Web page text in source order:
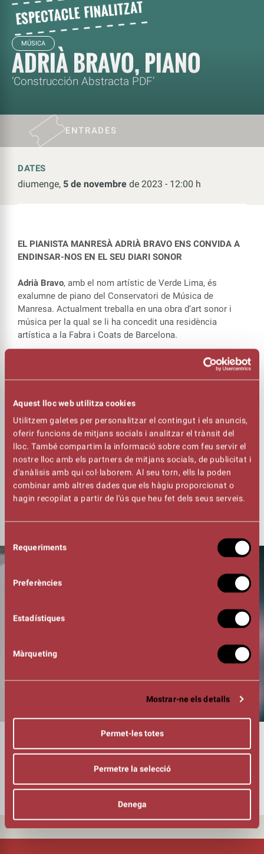
Aquest lloc web utilitza cookies
Utilitzem galetes per personalitzar el contingut i els anuncis,
oferir funcions de mitjans socials i analitzar el trànsit del
lloc. També compartim la informació sobre com feu servir el
nostre lloc amb els partners de mitjans socials, de publicitat i
d'anàlisis amb qui col·laborem. Al seu torn, ells la poden
combinar amb altres dades que els hàgiu proporcionat o
hagin recopilat a partir de l'ús que heu fet dels seus serveis.
de Requeriments
Preferències
Estadístiques
Màrqueting
Mostrar-ne els detalls
Permet-les totes
Permetre la selecció
Denega
MÚSICA
ADRIÀ BRAVO, PIANO
‘Construcción Abstracta PDF’
ENTRADES
DATES
diumenge, 5 de novembre de 2023 - 12:00 h
EL PIANISTA MANRESÀ ADRIÀ BRAVO ENS CONVIDA A
ENDINSAR-NOS EN EL SEU DIARI SONOR
Adrià Bravo, amb el nom artístic de Verde Lima, és
exalumne de piano del Conservatori de Música de
Manresa. Actualment treballa en una obra d’art sonor i
música per la qual se li ha concedit una residència
artística a la Fabra i Coats de Barcelona.
De naturalesa evolutiva i caòtica, influenciat per les idees
i sonoritats proposades per John Cage, Pauline Oliveros,
Noguera... ‘Construcción Abstracta PDF’ és una
interpretació de diversos fragments del seu diari sonor en
to desenfadat i humorístic.
En el concert del cicle ¾ de música,Adrià Bravo
interpretarà paisatges sonors i poesia sonora, intercalada
amb algunes peces musicals de diversos estils i també
peces pròpies.
00:50h
Verde Lima (Adrià Bravo)